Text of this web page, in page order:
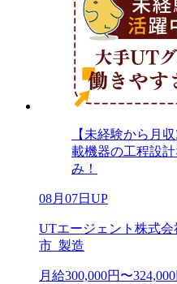
【未経験から月
載機器の工程設
み！
08月07日UP
UTエージェント株式
市_製造
月給300,000円〜324,000